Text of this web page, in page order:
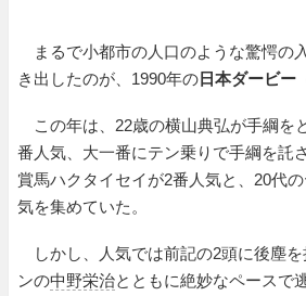
まるで小都市の人口のような驚愕の
き出したのが、1990年の 日本ダービー
この年は、22歳の横山典弘が手綱を
番人気、大一番にテン乗りで手綱を託
賞馬ハクタイセイが2番人気と、20代
気を集めていた。
しかし、人気では前記の2頭に後塵を
ンの中野栄治とともに絶妙なペースで